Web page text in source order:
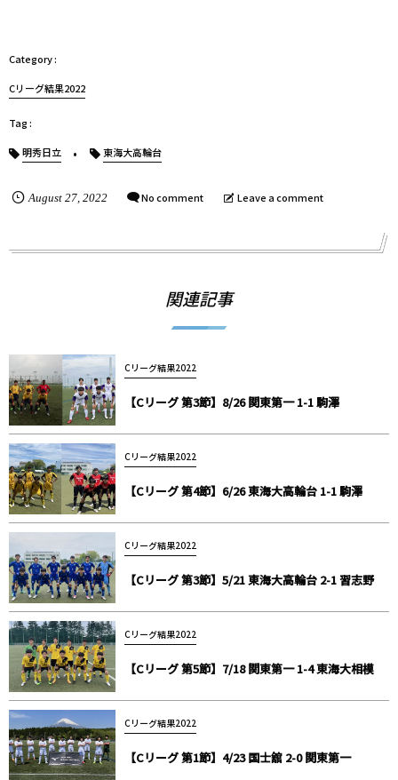
Cリーグ結果2022
明秀日立 東海大高輪台
August 27, 2022 No comment Leave a comment
関連記事
Cリーグ結果2022
【Cリーグ 第3節】8/26 関東第一 1-1 駒澤
Cリーグ結果2022
【Cリーグ 第4節】6/26 東海大高輪台 1-1 駒澤
Cリーグ結果2022
【Cリーグ 第3節】5/21 東海大高輪台 2-1 習志野
Cリーグ結果2022
【Cリーグ 第5節】7/18 関東第一 1-4 東海大相模
Cリーグ結果2022
【Cリーグ 第1節】4/23 国士舘 2-0 関東第一